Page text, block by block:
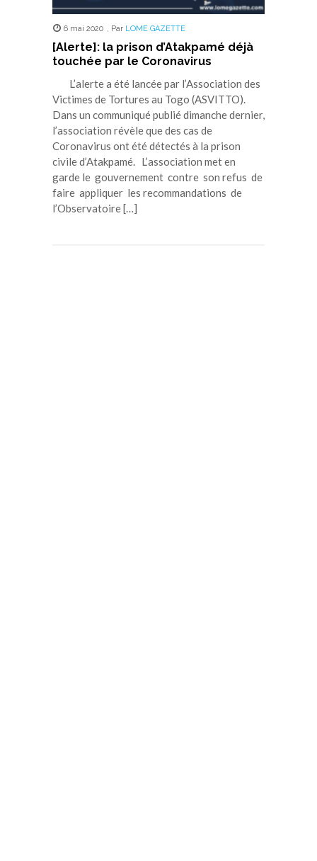
6 mai 2020 , Par LOME GAZETTE
[Alerte]: la prison d’Atakpamé déjà
touchée par le Coronavirus
L’alerte a été lancée par l’Association des
Victimes de Tortures au Togo (ASVITTO).
Dans un communiqué publié dimanche dernier,
l’association révèle que des cas de
Coronavirus ont été détectés à la prison
civile d’Atakpamé. L’association met en
garde le gouvernement contre son refus de
faire appliquer les recommandations de
l’Observatoire […]